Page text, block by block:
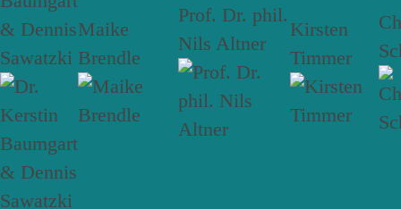
& Dennis
Sawatzki
Maike
Brendle
Prof. Dr. phil.
Nils Altner
Kirsten
Timmer